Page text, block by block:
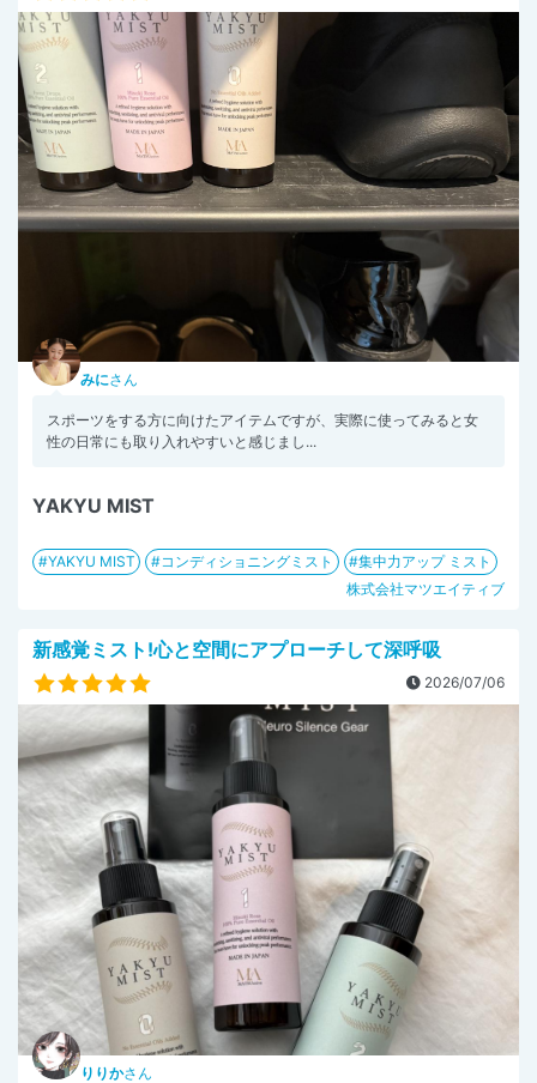
みにさん
スポーツをする方に向けたアイテムですが、実際に使ってみると女
性の日常にも取り入れやすいと感じまし...
YAKYU MIST
YAKYU MIST コンディショニングミスト
集中力アップ ミスト
株式会社マツエイティブ
新感覚ミスト!心と空間にアプローチして深呼吸
2026/07/06
りりかさん